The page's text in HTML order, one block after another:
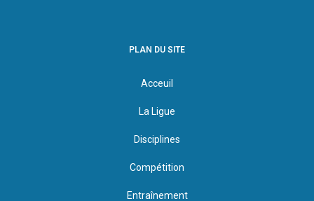
PLAN DU SITE
Acceuil
La Ligue
Disciplines
Compétition
Entraînement